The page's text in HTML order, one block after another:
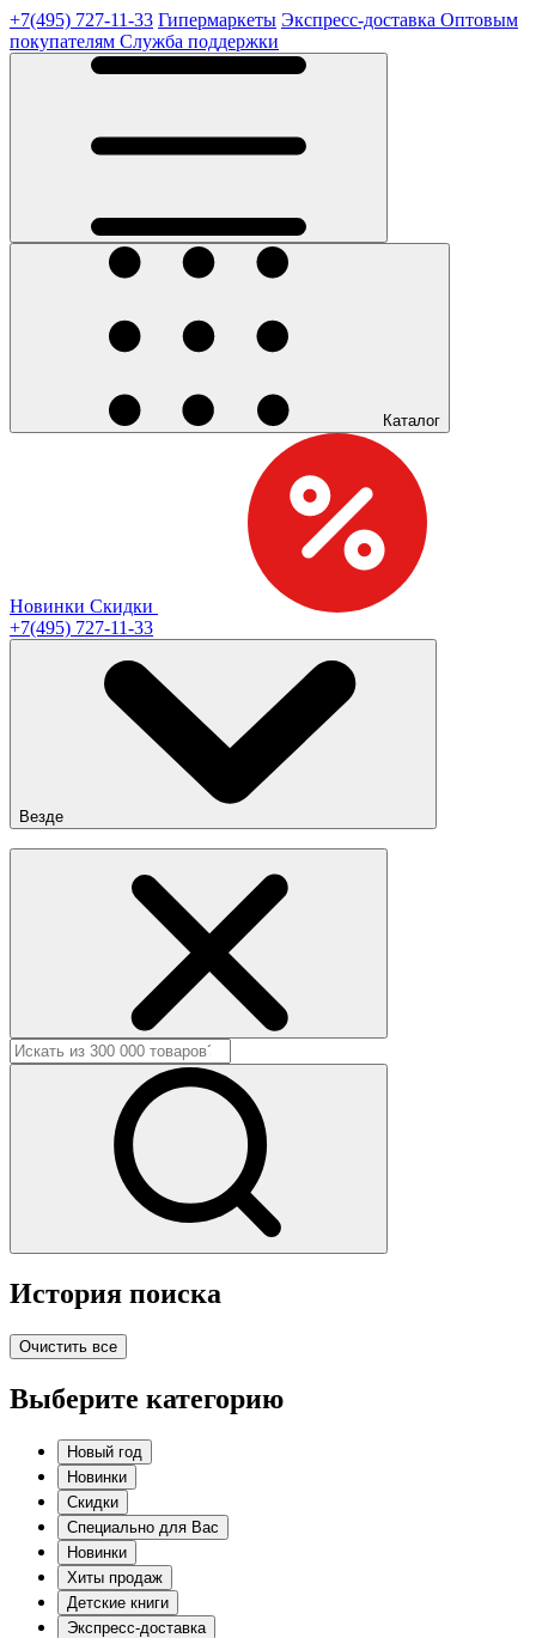
+7(495) 727-11-33 Гипермаркеты Экспресс-доставка Оптовым
покупателям Служба поддержки
Каталог
Новинки Скидки
+7(495) 727-11-33
Везде
История поиска
Очистить все
Выберите категорию
Новый год
Новинки
Скидки
Специально для Вас
Новинки
Хиты продаж
Детские книги
Экспресс-доставка